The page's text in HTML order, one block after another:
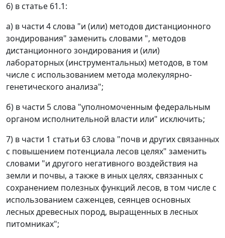
6) в статье 61.1:
а) в части 4 слова "и (или) методов дистанционного
зондирования" заменить словами ", методов
дистанционного зондирования и (или)
лабораторных (инструментальных) методов, в том
числе с использованием метода молекулярно-
генетического анализа";
б) в части 5 слова "уполномоченным федеральным
органом исполнительной власти или" исключить;
7) в части 1 статьи 63 слова "почв и других связанных
с повышением потенциала лесов целях" заменить
словами "и другого негативного воздействия на
земли и почвы, а также в иных целях, связанных с
сохранением полезных функций лесов, в том числе с
использованием саженцев, сеянцев основных
лесных древесных пород, выращенных в лесных
питомниках";